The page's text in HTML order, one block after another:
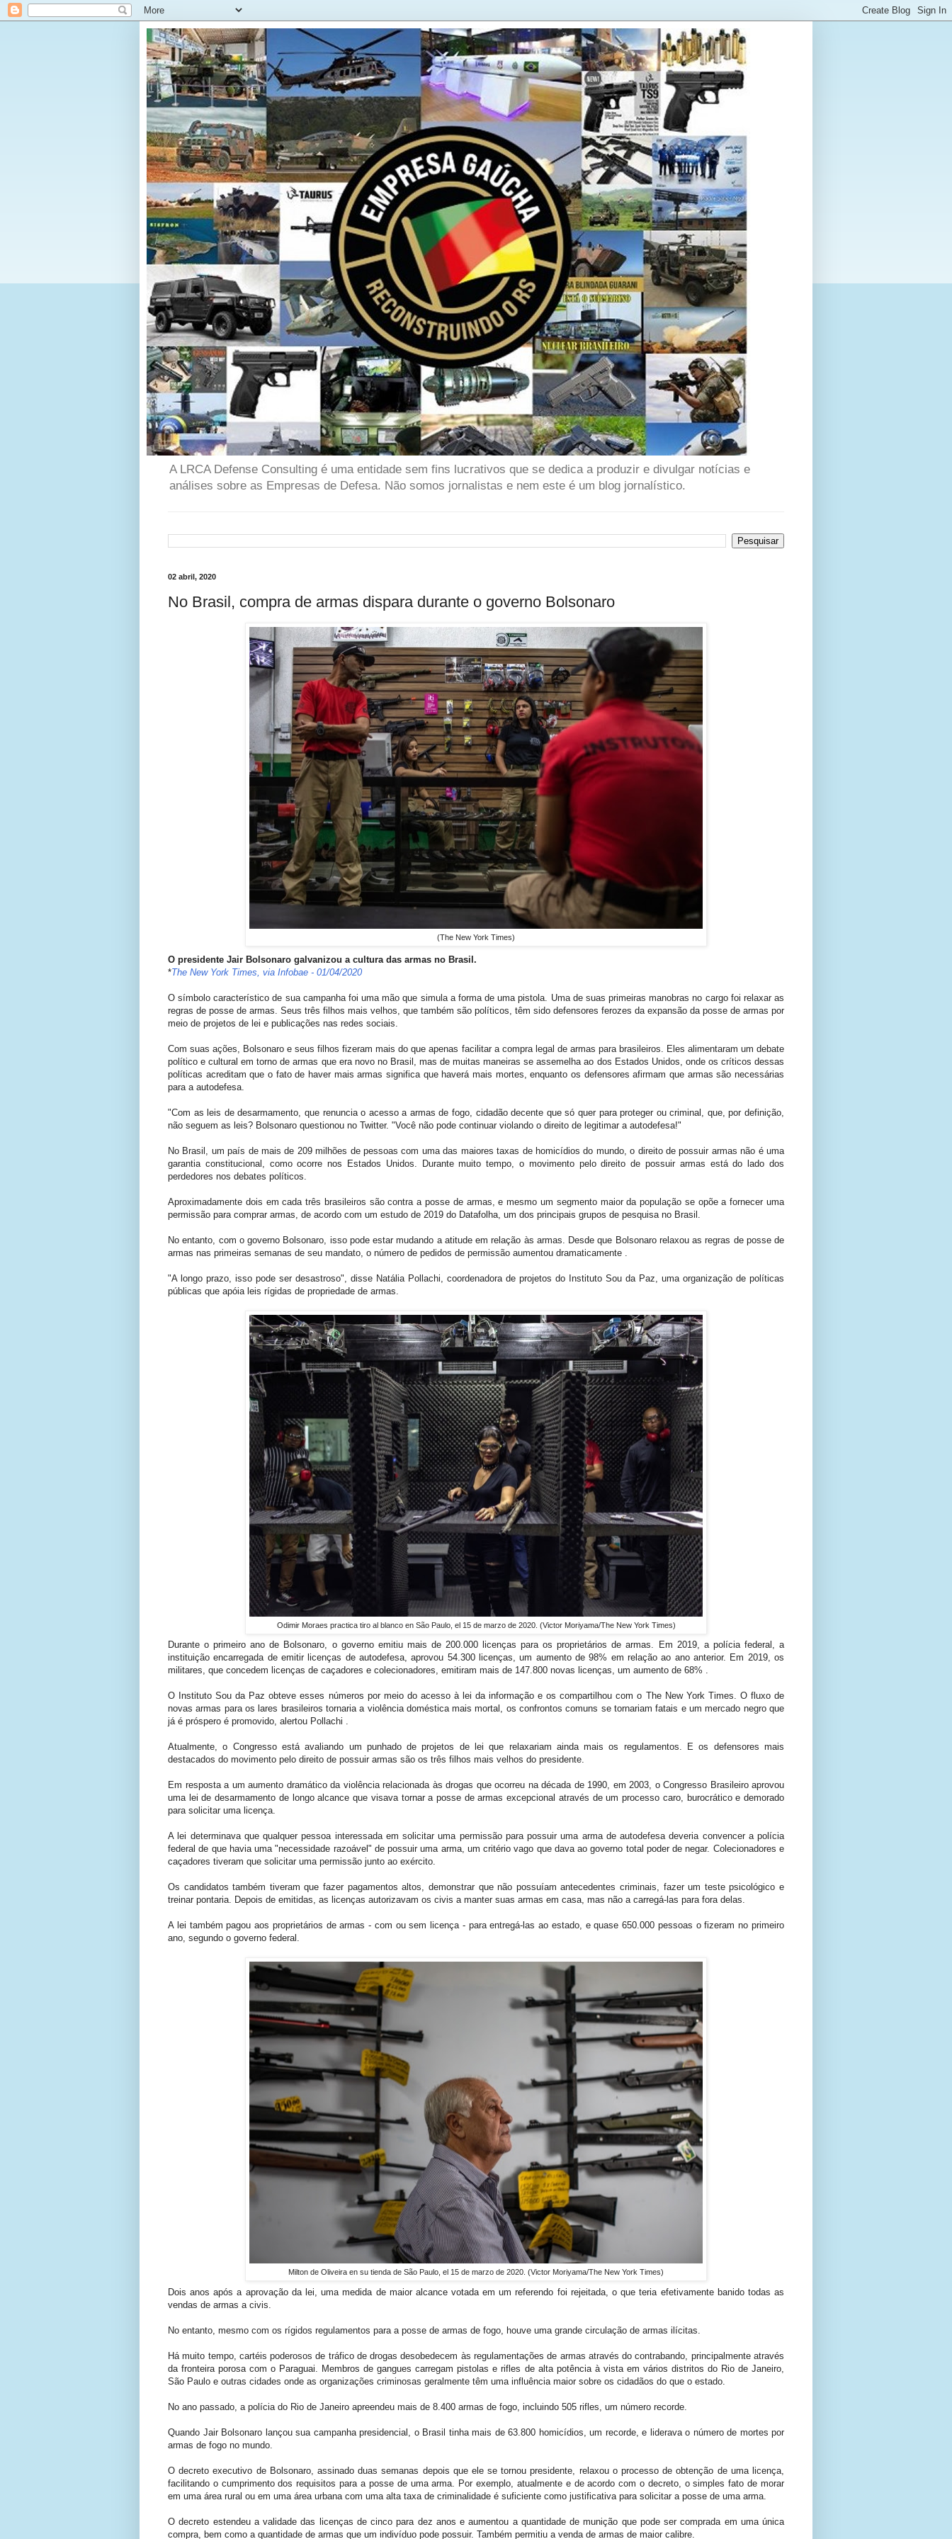
A LRCA Defense Consulting é uma entidade sem fins lucrativos que se dedica a produzir e divulgar notícias e
análises sobre as Empresas de Defesa. Não somos jornalistas e nem este é um blog jornalístico.
02 abril, 2020
No Brasil, compra de armas dispara durante o governo Bolsonaro
(The New York Times)
O presidente Jair Bolsonaro galvanizou a cultura das armas no Brasil.
*The New York Times, via Infobae - 01/04/2020
O símbolo característico de sua campanha foi uma mão que simula a forma de uma pistola. Uma de suas primeiras manobras no cargo foi relaxar as
regras de posse de armas. Seus três filhos mais velhos, que também são políticos, têm sido defensores ferozes da expansão da posse de armas por
meio de projetos de lei e publicações nas redes sociais.
Com suas ações, Bolsonaro e seus filhos fizeram mais do que apenas facilitar a compra legal de armas para brasileiros. Eles alimentaram um debate
político e cultural em torno de armas que era novo no Brasil, mas de muitas maneiras se assemelha ao dos Estados Unidos, onde os críticos dessas
políticas acreditam que o fato de haver mais armas significa que haverá mais mortes, enquanto os defensores afirmam que armas são necessárias
para a autodefesa.
"Com as leis de desarmamento, que renuncia o acesso a armas de fogo, cidadão decente que só quer para proteger ou criminal, que, por definição,
não seguem as leis? Bolsonaro questionou no Twitter. "Você não pode continuar violando o direito de legitimar a autodefesa!"
No Brasil, um país de mais de 209 milhões de pessoas com uma das maiores taxas de homicídios do mundo, o direito de possuir armas não é uma
garantia constitucional, como ocorre nos Estados Unidos. Durante muito tempo, o movimento pelo direito de possuir armas está do lado dos
perdedores nos debates políticos.
Aproximadamente dois em cada três brasileiros são contra a posse de armas, e mesmo um segmento maior da população se opõe a fornecer uma
permissão para comprar armas, de acordo com um estudo de 2019 do Datafolha, um dos principais grupos de pesquisa no Brasil.
No entanto, com o governo Bolsonaro, isso pode estar mudando a atitude em relação às armas. Desde que Bolsonaro relaxou as regras de posse de
armas nas primeiras semanas de seu mandato, o número de pedidos de permissão aumentou dramaticamente .
"A longo prazo, isso pode ser desastroso", disse Natália Pollachi, coordenadora de projetos do Instituto Sou da Paz, uma organização de políticas
públicas que apóia leis rígidas de propriedade de armas.
Odimir Moraes practica tiro al blanco en São Paulo, el 15 de marzo de 2020. (Victor Moriyama/The New York Times)
Durante o primeiro ano de Bolsonaro, o governo emitiu mais de 200.000 licenças para os proprietários de armas. Em 2019, a polícia federal, a
instituição encarregada de emitir licenças de autodefesa, aprovou 54.300 licenças, um aumento de 98% em relação ao ano anterior. Em 2019, os
militares, que concedem licenças de caçadores e colecionadores, emitiram mais de 147.800 novas licenças, um aumento de 68% .
O Instituto Sou da Paz obteve esses números por meio do acesso à lei da informação e os compartilhou com o The New York Times. O fluxo de
novas armas para os lares brasileiros tornaria a violência doméstica mais mortal, os confrontos comuns se tornariam fatais e um mercado negro que
já é próspero é promovido, alertou Pollachi .
Atualmente, o Congresso está avaliando um punhado de projetos de lei que relaxariam ainda mais os regulamentos. E os defensores mais
destacados do movimento pelo direito de possuir armas são os três filhos mais velhos do presidente.
Em resposta a um aumento dramático da violência relacionada às drogas que ocorreu na década de 1990, em 2003, o Congresso Brasileiro aprovou
uma lei de desarmamento de longo alcance que visava tornar a posse de armas excepcional através de um processo caro, burocrático e demorado
para solicitar uma licença.
A lei determinava que qualquer pessoa interessada em solicitar uma permissão para possuir uma arma de autodefesa deveria convencer a polícia
federal de que havia uma "necessidade razoável" de possuir uma arma, um critério vago que dava ao governo total poder de negar. Colecionadores e
caçadores tiveram que solicitar uma permissão junto ao exército.
Os candidatos também tiveram que fazer pagamentos altos, demonstrar que não possuíam antecedentes criminais, fazer um teste psicológico e
treinar pontaria. Depois de emitidas, as licenças autorizavam os civis a manter suas armas em casa, mas não a carregá-las para fora delas.
A lei também pagou aos proprietários de armas - com ou sem licença - para entregá-las ao estado, e quase 650.000 pessoas o fizeram no primeiro
ano, segundo o governo federal.
Milton de Oliveira en su tienda de São Paulo, el 15 de marzo de 2020. (Victor Moriyama/The New York Times)
Dois anos após a aprovação da lei, uma medida de maior alcance votada em um referendo foi rejeitada, o que teria efetivamente banido todas as
vendas de armas a civis.
No entanto, mesmo com os rígidos regulamentos para a posse de armas de fogo, houve uma grande circulação de armas ilícitas.
Há muito tempo, cartéis poderosos de tráfico de drogas desobedecem às regulamentações de armas através do contrabando, principalmente através
da fronteira porosa com o Paraguai. Membros de gangues carregam pistolas e rifles de alta potência à vista em vários distritos do Rio de Janeiro,
São Paulo e outras cidades onde as organizações criminosas geralmente têm uma influência maior sobre os cidadãos do que o estado.
No ano passado, a polícia do Rio de Janeiro apreendeu mais de 8.400 armas de fogo, incluindo 505 rifles, um número recorde.
Quando Jair Bolsonaro lançou sua campanha presidencial, o Brasil tinha mais de 63.800 homicídios, um recorde, e liderava o número de mortes por
armas de fogo no mundo.
O decreto executivo de Bolsonaro, assinado duas semanas depois que ele se tornou presidente, relaxou o processo de obtenção de uma licença,
facilitando o cumprimento dos requisitos para a posse de uma arma. Por exemplo, atualmente e de acordo com o decreto, o simples fato de morar
em uma área rural ou em uma área urbana com uma alta taxa de criminalidade é suficiente como justificativa para solicitar a posse de uma arma.
O decreto estendeu a validade das licenças de cinco para dez anos e aumentou a quantidade de munição que pode ser comprada em uma única
compra, bem como a quantidade de armas que um indivíduo pode possuir. Também permitiu a venda de armas de maior calibre.